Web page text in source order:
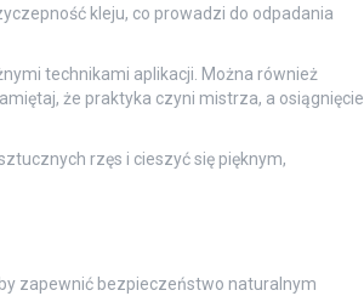
kleju, co prowadzi do odpadania
technikami aplikacji. Można również
że praktyka czyni mistrza, a osiągnięcie
rzęs i cieszyć się pięknym,
zapewnić bezpieczeństwo naturalnym